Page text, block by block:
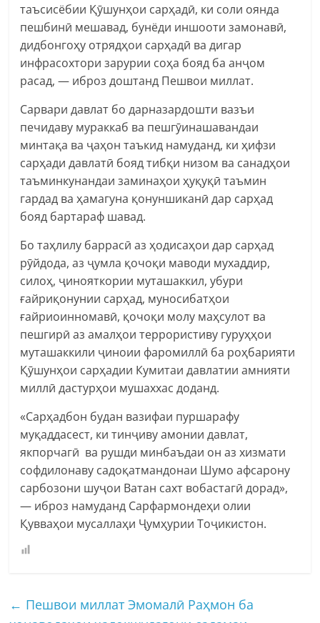
таъсисёбии Қӯшунҳои сарҳадӣ, ки соли оянда
пешбинӣ мешавад, бунёди иншооти замонавӣ,
дидбонгоҳу отрядҳои сарҳадӣ ва дигар
инфрасохтори зарурии соҳа бояд ба анҷом
расад, — иброз доштанд Пешвои миллат.
Сарвари давлат бо дарназардошти вазъи
печидаву мураккаб ва пешгӯинашавандаи
минтақа ва ҷаҳон таъкид намуданд, ки ҳифзи
сарҳади давлатӣ бояд тибқи низом ва санадҳои
таъминкунандаи заминаҳои ҳуқуқӣ таъмин
гардад ва ҳамагуна қонуншиканӣ дар сарҳад
бояд бартараф шавад.
Бо таҳлилу баррасӣ аз ҳодисаҳои дар сарҳад
рӯйдода, аз ҷумла қочоқи маводи мухаддир,
силоҳ, ҷинояткории муташаккил, убури
ғайриқонунии сарҳад, муносибатҳои
ғайриоинномавӣ, қочоқи молу маҳсулот ва
пешгирӣ аз амалҳои террористиву гуруҳҳои
муташаккили ҷиноии фаромиллӣ ба роҳбарияти
Қӯшунҳои сарҳадии Кумитаи давлатии амнияти
миллӣ дастурҳои мушаххас доданд.
«Сарҳадбон будан вазифаи пуршарафу
муқаддасест, ки тинҷиву амонии давлат,
якпорчагӣ ва рушди минбаъдаи он аз хизмати
софдилонаву садоқатмандонаи Шумо афсарону
сарбозони шуҷои Ватан сахт вобастагӣ дорад»,
— иброз намуданд Сарфармондеҳи олии
Қувваҳои мусаллаҳи Ҷумҳурии Тоҷикистон.
← Пешвои миллат Эмомалӣ Раҳмон ба